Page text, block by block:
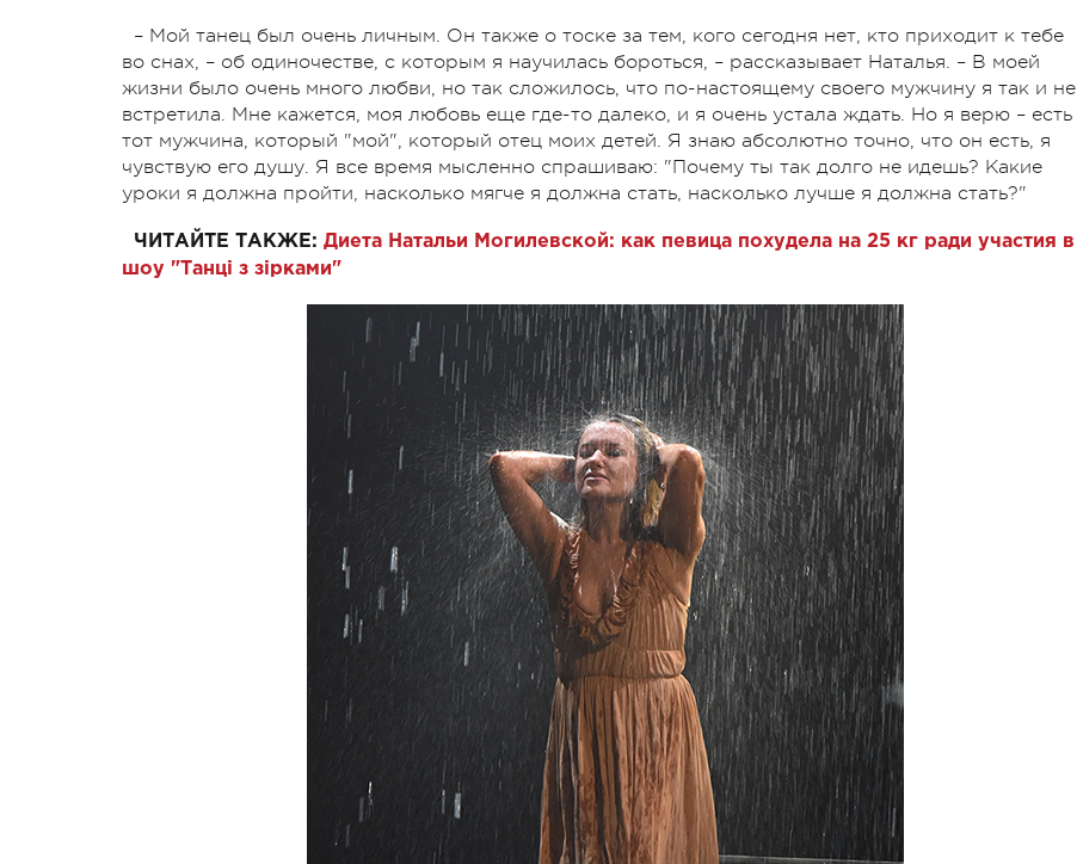
– Мой танец был очень личным. Он также о тоске за тем, кого сегодня нет, кто приходит к тебе
во снах, – об одиночестве, с которым я научилась бороться, – рассказывает Наталья. – В моей
жизни было очень много любви, но так сложилось, что по-настоящему своего мужчину я так и не
встретила. Мне кажется, моя любовь еще где-то далеко, и я очень устала ждать. Но я верю – есть
тот мужчина, который "мой", который отец моих детей. Я знаю абсолютно точно, что он есть, я
чувствую его душу. Я все время мысленно спрашиваю: "Почему ты так долго не идешь? Какие
уроки я должна пройти, насколько мягче я должна стать, насколько лучше я должна стать?"
ЧИТАЙТЕ ТАКЖЕ: Диета Натальи Могилевской: как певица похудела на 25 кг ради участия в
шоу "Танці з зірками"